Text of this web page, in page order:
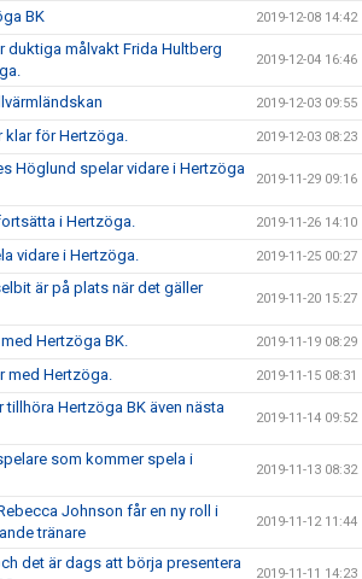
BK 2019-12-08 14:42
duktiga målvakt Frida Hultberg
2019-12-04 16:46
2019-12-03 09:55
klar för Hertzöga. 2019-12-03 08:23
Höglund spelar vidare i Hertzöga
2019-11-29 09:16
i Hertzöga. 2019-11-26 14:10
vidare i Hertzöga. 2019-11-25 00:27
är på plats när det gäller
2019-11-20 15:27
Hertzöga BK. 2019-11-19 08:29
med Hertzöga. 2019-11-15 08:31
Hertzöga BK även nästa
2019-11-14 09:52
som kommer spela i
2019-11-13 08:32
Johnson får en ny roll i
tränare
2019-11-12 11:44
det är dags att börja presentera
2019-11-11 14:23